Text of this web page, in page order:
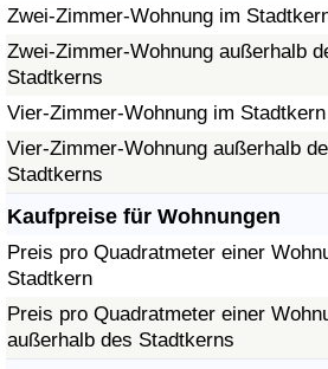
Zwei-Zimmer-Wohnung im
Zwei-Zimmer-Wohnung außerhalb
Stadtkerns
Vier-Zimmer-Wohnung im Stadtkern
Vier-Zimmer-Wohnung außerhalb
Stadtkerns
Kaufpreise für Wohnungen
Preis pro Quadratmeter einer
Stadtkern
Preis pro Quadratmeter einer
außerhalb des Stadtkerns